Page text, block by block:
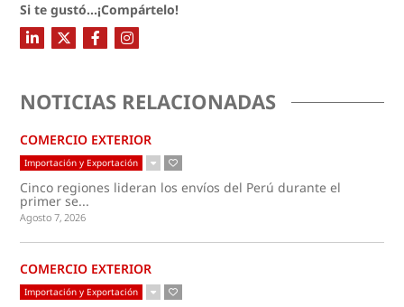
Si te gustó...¡Compártelo!
NOTICIAS RELACIONADAS
COMERCIO EXTERIOR
Importación y Exportación
Cinco regiones lideran los envíos del Perú durante el
primer se...
Agosto 7, 2026
COMERCIO EXTERIOR
Importación y Exportación